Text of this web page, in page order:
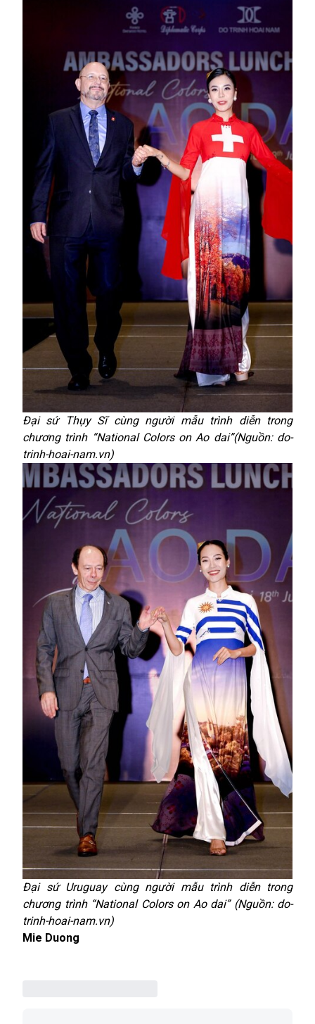
Đại sứ Thụy Sĩ cùng người mẫu trình diễn trong
chương trình “National Colors on Ao dai”(Nguồn: do-
trinh-hoai-nam.vn)
Đại sứ Uruguay cùng người mẫu trình diễn trong
chương trình “National Colors on Ao dai” (Nguồn: do-
trinh-hoai-nam.vn)
Mie Duong